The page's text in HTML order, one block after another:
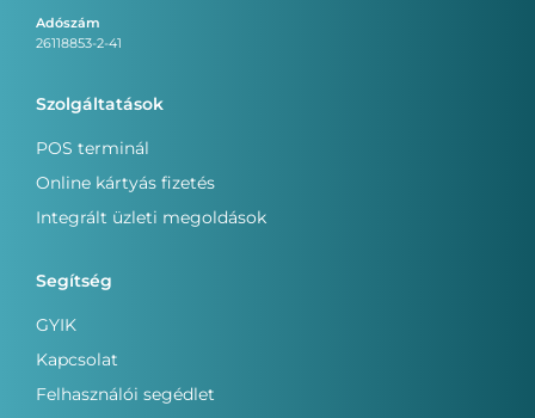
Adószám
26118853-2-41
Szolgáltatások
POS terminál
Online kártyás fizetés
Integrált üzleti megoldások
Segítség
GYIK
Kapcsolat
Felhasználói segédlet